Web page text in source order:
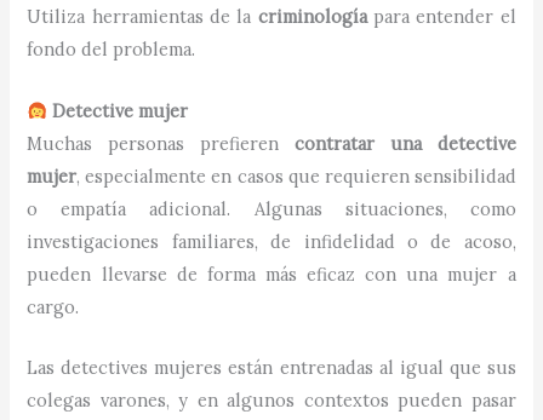
Utiliza herramientas de la criminologíapara entender el
fondo del problema.
Detective mujer
Muchas personas prefieren contratar una detective
mujer, especialmente en casos que requieren sensibilidad
o empatía adicional. Algunas situaciones, como
investigaciones familiares, de infidelidad o de acoso,
pueden llevarse de forma más eficaz con una mujer a
cargo.
Las detectives mujeres están entrenadas al igual que sus
colegas varones, y en algunos contextos pueden pasar